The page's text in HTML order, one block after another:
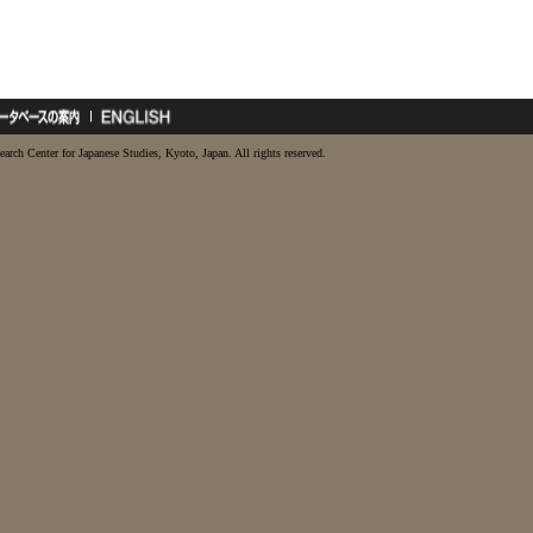
Center for Japanese Studies, Kyoto, Japan. All rights reserved.